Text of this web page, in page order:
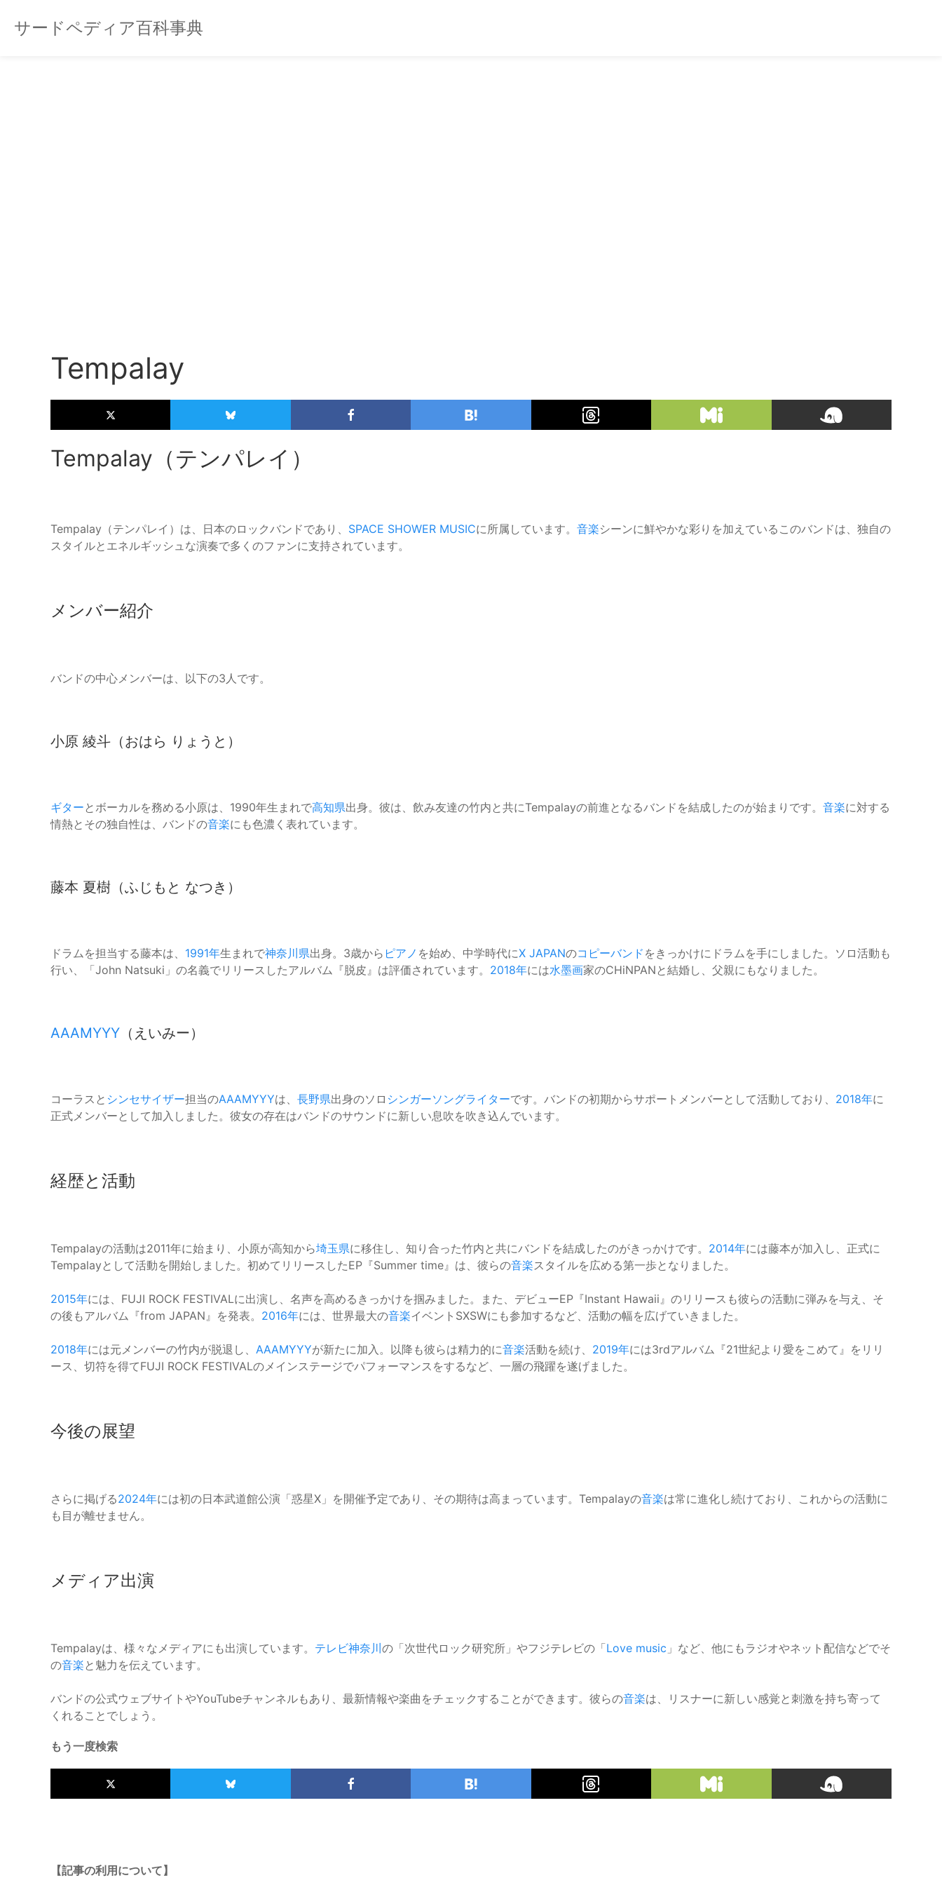
サードペディア百科事典
Tempalay
Tempalay（テンパレイ）
Tempalay（テンパレイ）は、日本のロックバンドであり、 SPACE SHOWER MUSICに所属しています。 音楽シーンに鮮やかな彩りを加えているこのバンドは、独自の
スタイルとエネルギッシュな演奏で多くのファンに支持されています。
メンバー紹介
バンドの中心メンバーは、以下の3人です。
小原 綾斗（おはら りょうと）
ギター とボーカルを務める小原は、1990年生まれで高知県出身。彼は、飲み友達の竹内と共にTempalayの前進となるバンドを結成したのが始まりです。 音楽に対する
情熱とその独自性は、バンドの音楽にも色濃く表れています。
藤本 夏樹（ふじもと なつき）
ドラムを担当する藤本は、 1991年生まれで神奈川県出身。3歳から ピアノ を始め、中学時代にX JAPANのコピーバンド をきっかけにドラムを手にしました。ソロ活動も
行い、「John Natsuki」の名義でリリースしたアルバム『脱皮』は評価されています。 2018年には水墨画家のCHiNPANと結婚し、父親にもなりました。
AAAMYYY （えいみー）
コーラスと シンセサイザー担当のAAAMYYYは、 長野県出身のソロ シンガーソングライターです。バンドの初期からサポートメンバーとして活動しており、 2018年に
正式メンバーとして加入しました。彼女の存在はバンドのサウンドに新しい息吹を吹き込んでいます。
経歴と活動
Tempalayの活動は2011年に始まり、小原が高知から埼玉県に移住し、知り合った竹内と共にバンドを結成したのがきっかけです。 2014年には藤本が加入し、正式に
Tempalayとして活動を開始しました。初めてリリースしたEP『Summer time』は、彼らの音楽スタイルを広める第一歩となりました。
2015年には、FUJI ROCK FESTIVALに出演し、名声を高めるきっかけを掴みました。また、デビューEP『Instant Hawaii』のリリースも彼らの活動に弾みを与え、そ
の後もアルバム『from JAPAN』を発表。 2016年には、世界最大の音楽イベントSXSWにも参加するなど、活動の幅を広げていきました。
2018年には元メンバーの竹内が脱退し、 AAAMYYYが新たに加入。以降も彼らは精力的に音楽活動を続け、 2019年には3rdアルバム『21世紀より愛をこめて』をリリ
ース、切符を得てFUJI ROCK FESTIVALのメインステージでパフォーマンスをするなど、一層の飛躍を遂げました。
今後の展望
さらに掲げる2024年には初の日本武道館公演「惑星X」を開催予定であり、その期待は高まっています。Tempalayの音楽は常に進化し続けており、これからの活動に
も目が離せません。
メディア出演
Tempalayは、様々なメディアにも出演しています。 テレビ神奈川 の「次世代ロック研究所」やフジテレビの「Love music 」など、他にもラジオやネット配信などでそ
の音楽 と魅力を伝えています。
バンドの公式ウェブサイトやYouTubeチャンネルもあり、最新情報や楽曲をチェックすることができます。彼らの音楽は、リスナーに新しい感覚と刺激を持ち寄って
くれることでしょう。
もう一度検索
【記事の利用について】